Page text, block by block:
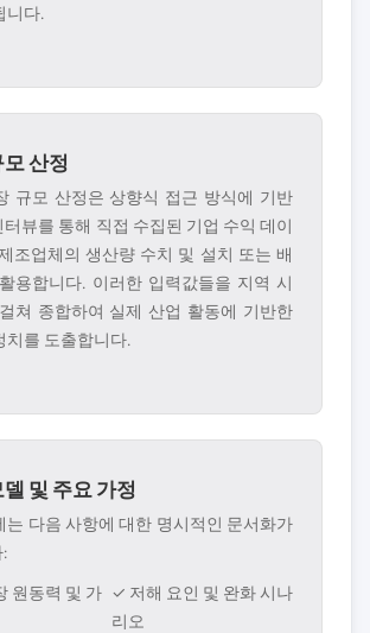
니다.
산정
규모 산정은 상향식 접근 방식에 기반
터뷰를 통해 직접 수집된 기업 수익 데이
조업체의 생산량 수치 및 설치 또는 배
용합니다. 이러한 입력값들을 지역 시
쳐 종합하여 실제 산업 활동에 기반한
치를 도출합니다.
및 주요 가정
는 다음 사항에 대한 명시적인 문서화가
원동력 및 가 ✓ 저해 요인 및 완화 시나
리오